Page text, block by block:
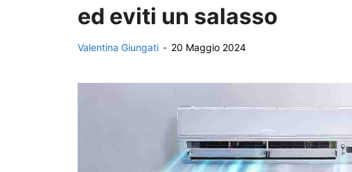
ed eviti un salasso
Valentina Giungati - 20 Maggio 2024